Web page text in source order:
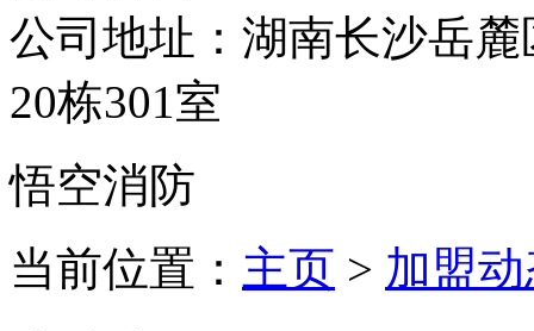
公司地址：湖南长沙岳
20栋301室
悟空消防
当前位置： 主页 > 加盟